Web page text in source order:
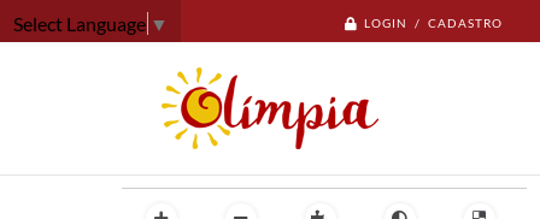
LOGIN / CADASTRO
Select Language ▼